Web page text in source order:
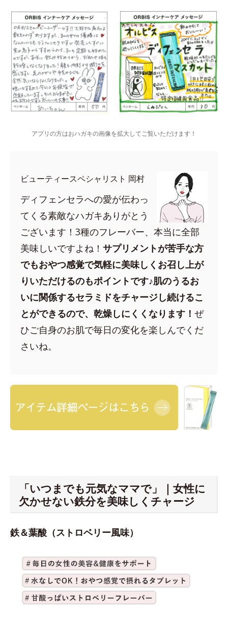
アプリの方はおハガキの画像を拡大してご覧いただけます！
ビューティースペシャリスト 岡村
ディフェンセラへの愛が伝わっ
てくる素敵なハガキありがとう
ございます！3種のフレーバー、本当に全部
美味しいですよね！ サプリメントが苦手な方
でもおやつ感覚で気軽に美味しくお召し上が
りいただけるのもポイントです♪肌のうるお
いに関係するセラミドをチャージし続けるこ
とができるので、乾燥しにくくなります！ ぜ
ひご自身のお肌で毎日の変化を楽しんでくだ
さいね。
「いつまでも元気なママで」｜女性に
欠かせない鉄分を美味しくチャージ
鉄＆葉酸（ストロベリー風味）